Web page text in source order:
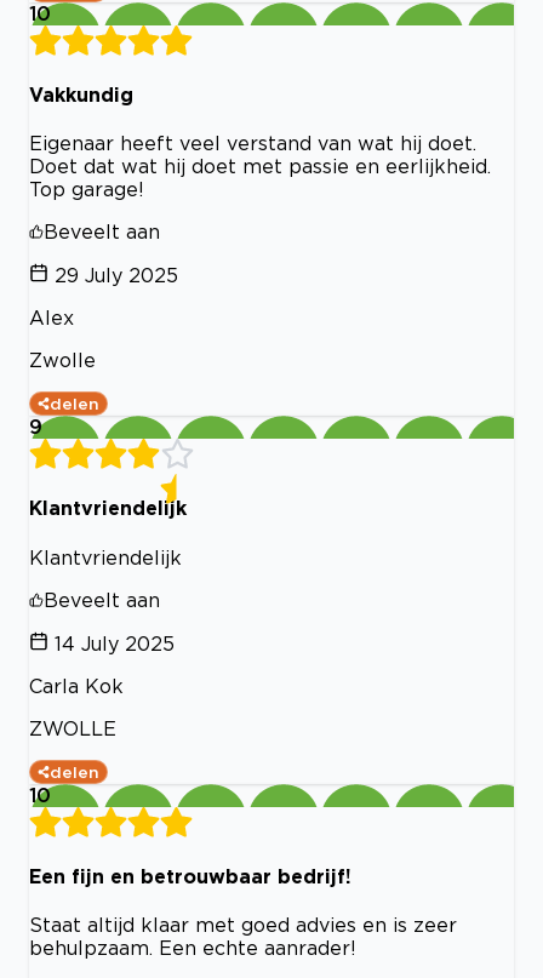
10
Vakkundig
Eigenaar heeft veel verstand van wat hij doet.
Doet dat wat hij doet met passie en eerlijkheid.
Top garage!
Beveelt aan
29 July 2025
Alex
Zwolle
delen
9
Klantvriendelijk
Klantvriendelijk
Beveelt aan
14 July 2025
Carla Kok
ZWOLLE
delen
10
Een fijn en betrouwbaar bedrijf!
Staat altijd klaar met goed advies en is zeer
behulpzaam. Een echte aanrader!